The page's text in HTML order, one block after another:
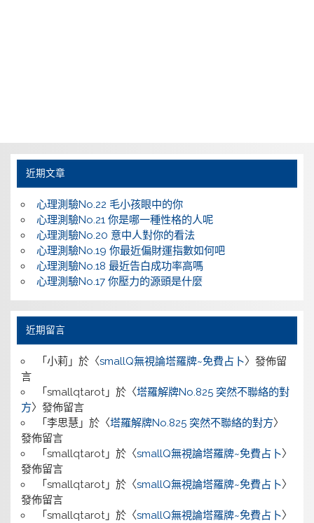
近期文章
心理測驗No.22 毛小孩眼中的你
心理測驗No.21 你是哪一種性格的人呢
心理測驗No.20 意中人對你的看法
心理測驗No.19 你最近偏財運指數如何吧
心理測驗No.18 最近告白成功率高嗎
心理測驗No.17 你壓力的源頭是什麼
近期留言
「 小莉 」於〈smallQ無視論塔羅牌~免費占卜〉發佈留
言
「 smallqtarot」於〈塔羅解牌No.825 突然不聯絡的對
方〉發佈留言
「 李思慧」於〈塔羅解牌No.825 突然不聯絡的對方〉
發佈留言
「 smallqtarot」於〈smallQ無視論塔羅牌~免費占卜〉
發佈留言
「 smallqtarot」於〈smallQ無視論塔羅牌~免費占卜〉
發佈留言
「 smallqtarot」於〈smallQ無視論塔羅牌~免費占卜〉